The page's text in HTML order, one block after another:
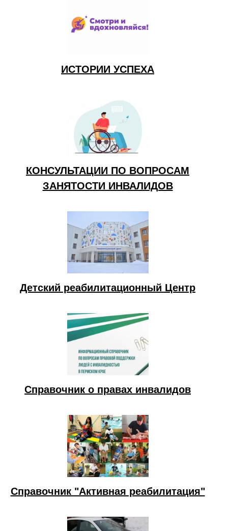
ИСТОРИИ УСПЕХА
КОНСУЛЬТАЦИИ ПО ВОПРОСАМ
ЗАНЯТОСТИ ИНВАЛИДОВ
Детский реабилитационный Центр
Справочник о правах инвалидов
Справочник "Активная реабилитация"